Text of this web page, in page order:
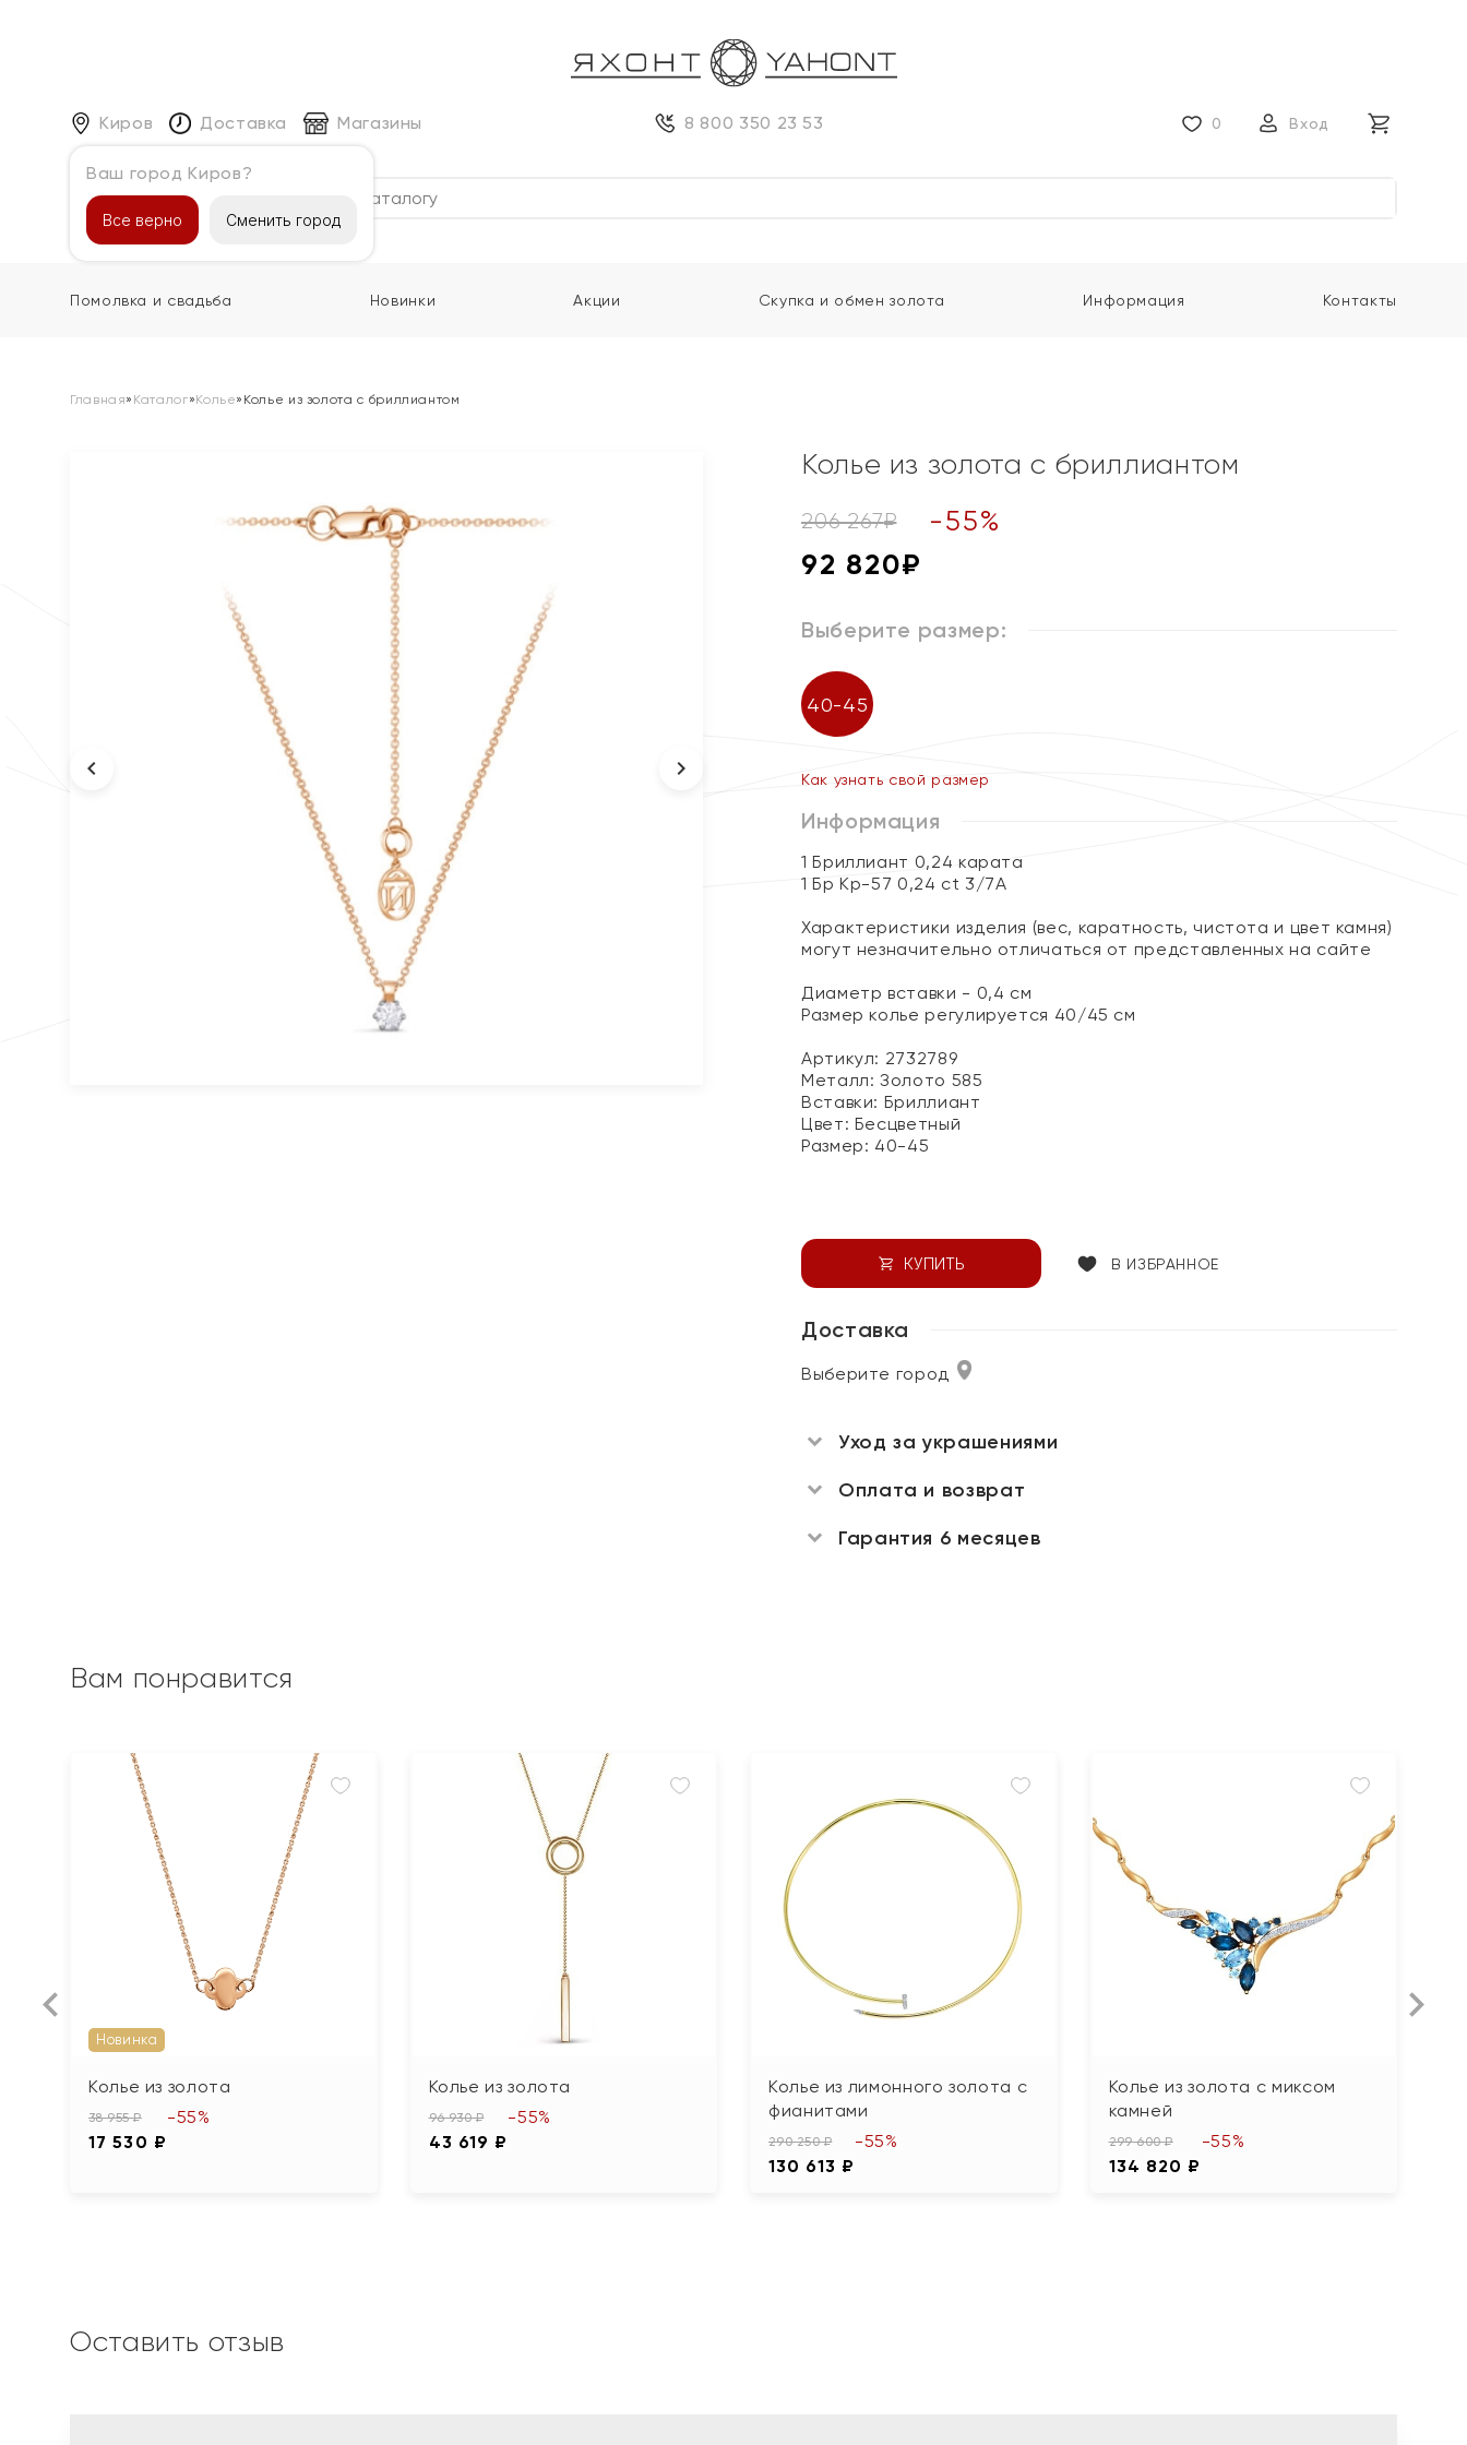
Киров
Ваш город Киров?
Все верно Сменить город
Доставка Магазины 8 800 350 23 53 0 Вход
Каталог
Помолвка и свадьба Новинки Акции Скупка и обмен золота Информация Контакты
Главная» Каталог»Колье» Колье из золота с бриллиантом
Колье из золота с бриллиантом
206 267₽ -55%
92 820₽
Выберите размер:
40-45
Как узнать свой размер
Информация
1 Бриллиант 0,24 карата
1 Бр Кр-57 0,24 ct 3/7А
Характеристики изделия (вес, каратность, чистота и цвет камня)
могут незначительно отличаться от представленных на сайте
Диаметр вставки - 0,4 см
Размер колье регулируется 40/45 см
Артикул: 2732789
Металл:Золото 585
Вставки: Бриллиант
Цвет: Бесцветный
Размер: 40-45
КУПИТЬ В ИЗБРАННОЕ
Доставка
Выберите город
Уход за украшениями
Оплата и возврат
Гарантия 6 месяцев
Вам понравится
Новинка
Колье из золота
38 955 ₽
17 530 ₽
-55%
Колье из золота
96 930 ₽
43 619 ₽
-55%
Колье из лимонного золота с
фианитами
290 250 ₽
130 613 ₽
-55%
Колье из золота с миксом
камней
299 600 ₽
134 820 ₽
-55%
Оставить отзыв